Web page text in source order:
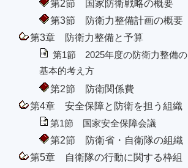
第2節 国家防衛戦略の概要
第3節 防衛力整備計画の概要
第3章 防衛力整備と予算
第1節 2025年度の防衛力整備の
基本的考え方
第2節 防衛関係費
第4章 安全保障と防衛を担う組織
第1節 国家安全保障会議
第2節 防衛省・自衛隊の組織
第5章 自衛隊の行動に関する枠組